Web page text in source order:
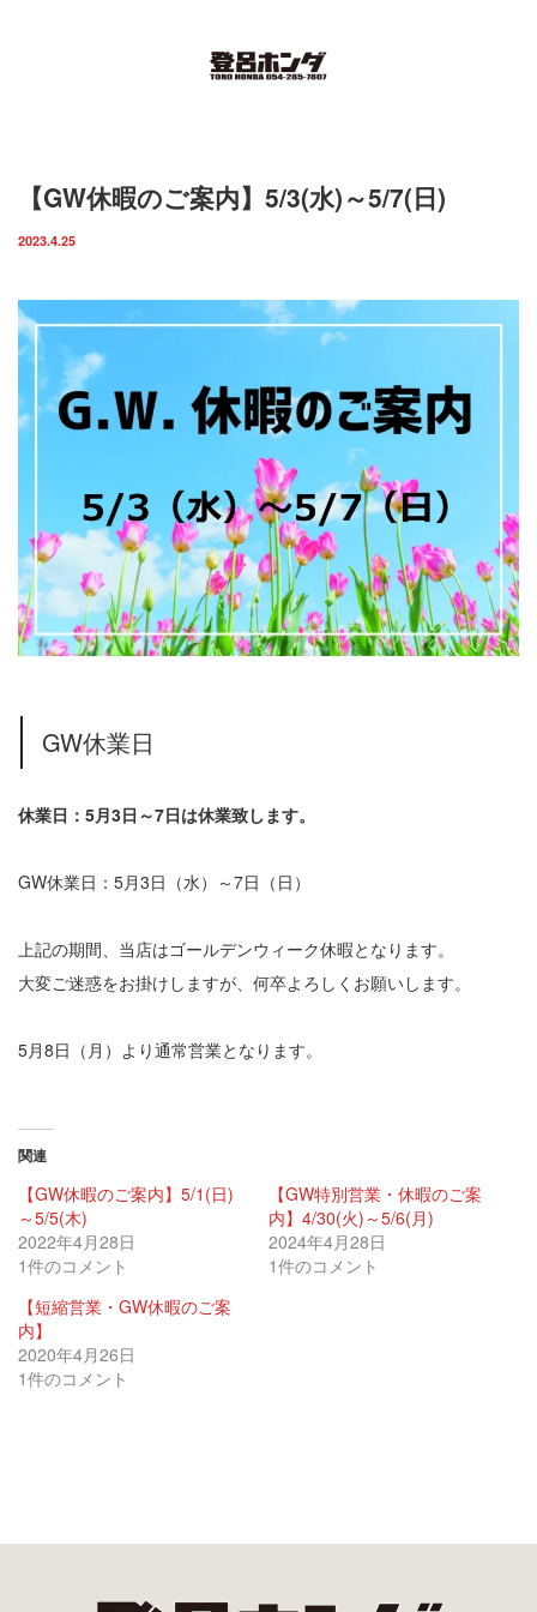
【GW休暇のご案内】5/3(水)～5/7(日)
2023.4.25
GW休業日
休業日：5月3日～7日は休業致します。
GW休業日：5月3日（水）～7日（日）
上記の期間、当店はゴールデンウィーク休暇となります。
大変ご迷惑をお掛けしますが、何卒よろしくお願いします。
5月8日（月）より通常営業となります。
関連
【GW休暇のご案内】5/1(日)
～5/5(木)
2022年4月28日
1件のコメント
【GW特別営業・休暇のご案
内】4/30(火)～5/6(月)
2024年4月28日
1件のコメント
【短縮営業・GW休暇のご案
内】
2020年4月26日
1件のコメント
お知らせ
スタッフ紹介
お問い合わせ